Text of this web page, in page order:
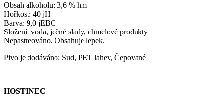
Obsah alkoholu: 3,6 % hm
Hořkost: 40 jH
Barva: 9,0 jEBC
Složení: voda, ječné slady, chmelové produkty
Nepastreováno. Obsahuje lepek.
Pivo je dodáváno: Sud, PET lahev, Čepované
HOSTINEC